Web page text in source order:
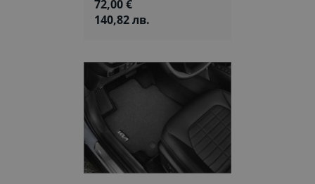
72,00 €
140,82 лв.